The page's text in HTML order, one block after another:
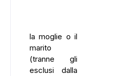
la moglie o il
marito
(tranne gli
esclusi dalla